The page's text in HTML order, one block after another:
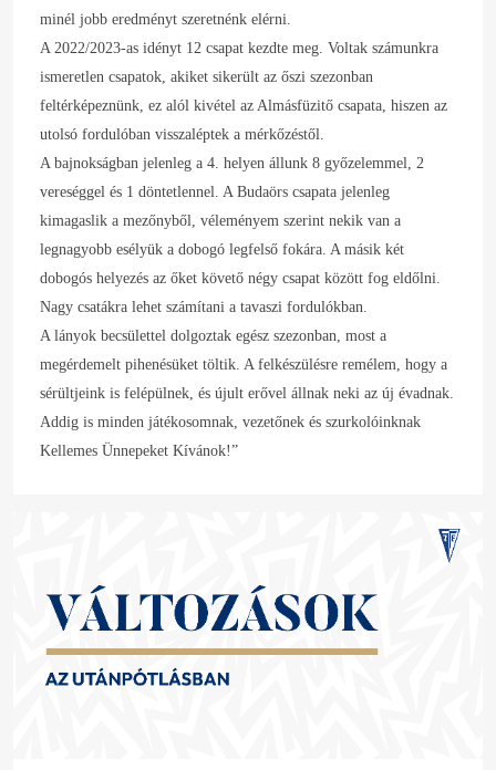
minél jobb eredményt szeretnénk elérni.
A 2022/2023-as idényt 12 csapat kezdte meg. Voltak számunkra
ismeretlen csapatok, akiket sikerült az őszi szezonban
feltérképeznünk, ez alól kivétel az Almásfüzitő csapata, hiszen az
utolsó fordulóban visszaléptek a mérkőzéstől.
A bajnokságban jelenleg a 4. helyen állunk 8 győzelemmel, 2
vereséggel és 1 döntetlennel. A Budaörs csapata jelenleg
kimagaslik a mezőnyből, véleményem szerint nekik van a
legnagyobb esélyük a dobogó legfelső fokára. A másik két
dobogós helyezés az őket követő négy csapat között fog eldőlni.
Nagy csatákra lehet számítani a tavaszi fordulókban.
A lányok becsülettel dolgoztak egész szezonban, most a
megérdemelt pihenésüket töltik. A felkészülésre remélem, hogy a
sérültjeink is felépülnek, és újult erővel állnak neki az új évadnak.
Addig is minden játékosomnak, vezetőnek és szurkolóinknak
Kellemes Ünnepeket Kívánok!”